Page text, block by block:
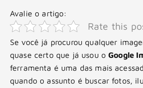
Avalie o artigo:
Rate this
Se você já procurou qualquer
quase certo que já usou oGoogle
ferramenta é uma das mais
quando o assunto é buscar fotos,